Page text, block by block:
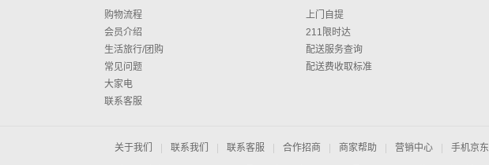
购物流程
会员介绍
生活旅行/团购
常见问题
大家电
联系客服
上门自提
211限时达
配送服务查询
配送费收取标准
关于我们 联系我们 联系客服 合作招商 商家帮助 营销中心 手机京东